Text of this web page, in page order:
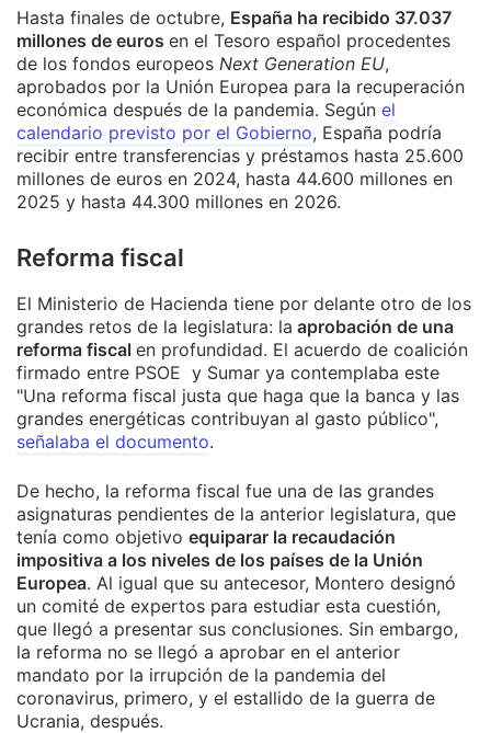
Hasta finales de octubre, España ha recibido 37.037
millones de euros en el Tesoro español procedentes
de los fondos europeos Next Generation EU,
aprobados por la Unión Europea para la recuperación
económica después de la pandemia. Según el
calendario previsto por el Gobierno, España podría
recibir entre transferencias y préstamos hasta 25.600
millones de euros en 2024, hasta 44.600 millones en
2025 y hasta 44.300 millones en 2026.
Reforma fiscal
El Ministerio de Hacienda tiene por delante otro de los
grandes retos de la legislatura: la aprobación de una
reforma fiscal en profundidad. El acuerdo de coalición
firmado entre PSOE y Sumar ya contemplaba este
"Una reforma fiscal justa que haga que la banca y las
grandes energéticas contribuyan al gasto público",
señalaba el documento.
De hecho, la reforma fiscal fue una de las grandes
asignaturas pendientes de la anterior legislatura, que
tenía como objetivo equiparar la recaudación
impositiva a los niveles de los países de la Unión
Europea. Al igual que su antecesor, Montero designó
un comité de expertos para estudiar esta cuestión,
que llegó a presentar sus conclusiones. Sin embargo,
la reforma no se llegó a aprobar en el anterior
mandato por la irrupción de la pandemia del
coronavirus, primero, y el estallido de la guerra de
Ucrania, después.